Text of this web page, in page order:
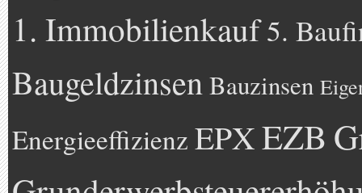
1. Immobilienkauf5.
BaugeldzinsenBauzinsen
Energieeffizienz EPXEZB